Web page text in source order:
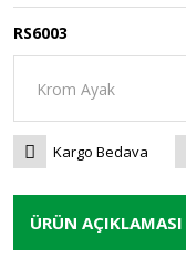
RS6003
Kargo Bedava
ÜRÜN AÇIKLAMASI